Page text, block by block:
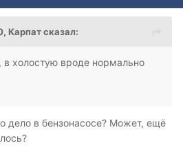
Карпат сказал:
в холостую вроде нормально
дело в бензонасосе? Может, ещё